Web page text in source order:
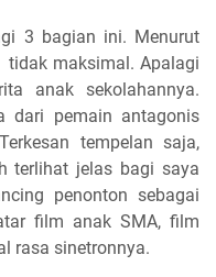
3 bagian ini. Menurut
tidak maksimal. Apalagi
anak sekolahannya.
dari pemain antagonis
tempelan saja,
terlihat jelas bagi saya
penonton sebagai
film anak SMA, film
rasa sinetronnya.